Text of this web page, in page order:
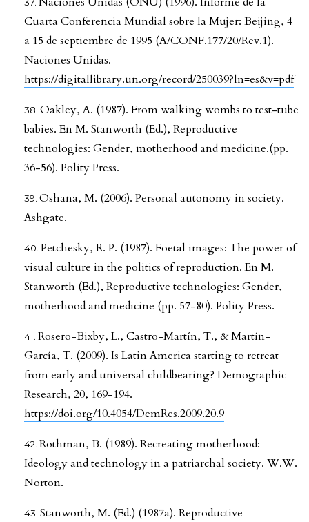
Cuarta Conferencia Mundial sobre la Mujer: Beijing, 4
a 15 de septiembre de 1995 (A/CONF.177/20/Rev.1).
Naciones Unidas.
https://digitallibrary.un.org/record/250039?ln=es&v=pdf
Oakley, A. (1987). From walking wombs to test-tube
babies. En M. Stanworth (Ed.), Reproductive
technologies: Gender, motherhood and medicine.(pp.
36-56). Polity Press.
Oshana, M. (2006). Personal autonomy in society.
Ashgate.
Petchesky, R. P. (1987). Foetal images: The power of
visual culture in the politics of reproduction. En M.
Stanworth (Ed.), Reproductive technologies: Gender,
motherhood and medicine (pp. 57-80). Polity Press.
Rosero-Bixby, L., Castro-Martín, T., & Martín-
García, T. (2009). Is Latin America starting to retreat
from early and universal childbearing? Demographic
Research, 20, 169-194.
https://doi.org/10.4054/DemRes.2009.20.9
Rothman, B. (1989). Recreating motherhood:
Ideology and technology in a patriarchal society. W.W.
Norton.
Stanworth, M. (Ed.) (1987a). Reproductive